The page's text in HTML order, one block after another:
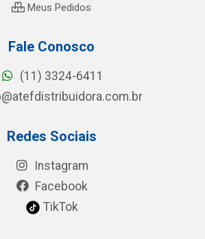
Meus Pedidos
Fale Conosco
(11) 3324-6411
Redes Sociais
Instagram
Facebook
TikTok